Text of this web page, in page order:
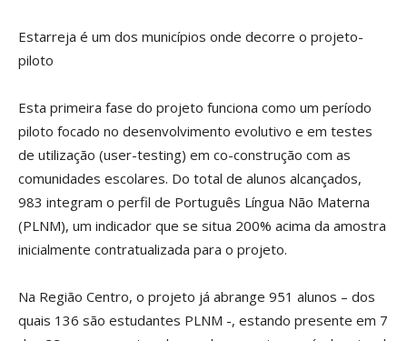
Estarreja é um dos municípios onde decorre o projeto-
piloto
Esta primeira fase do projeto funciona como um período
piloto focado no desenvolvimento evolutivo e em testes
de utilização (user-testing) em co-construção com as
comunidades escolares. Do total de alunos alcançados,
983 integram o perfil de Português Língua Não Materna
(PLNM), um indicador que se situa 200% acima da amostra
inicialmente contratualizada para o projeto.
Na Região Centro, o projeto já abrange 951 alunos – dos
quais 136 são estudantes PLNM -, estando presente em 7